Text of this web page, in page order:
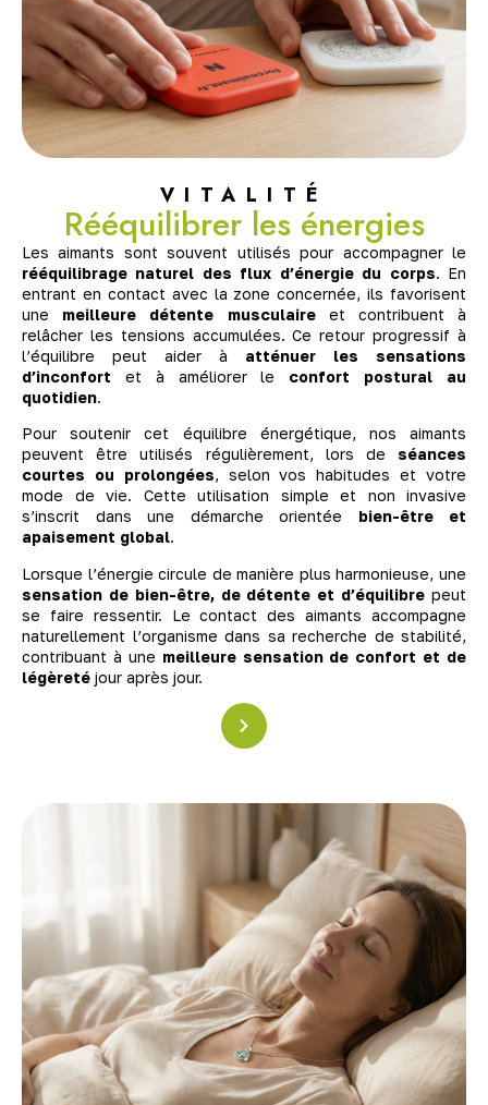
VITALITÉ
Rééquilibrer les énergies
Les aimants sont souvent utilisés pour accompagner le
rééquilibrage naturel des flux d’énergie du corps. En
entrant en contact avec la zone concernée, ils favorisent
une meilleure détente musculaireet contribuent à
relâcher les tensions accumulées. Ce retour progressif à
l’équilibre peut aider à atténuer les sensations
d’inconfort et à améliorer le confort postural au
quotidien.
Pour soutenir cet équilibre énergétique, nos aimants
peuvent être utilisés régulièrement, lors de séances
courtes ou prolongées, selon vos habitudes et votre
mode de vie. Cette utilisation simple et non invasive
s’inscrit dans une démarche orientée bien-être et
apaisement global.
Lorsque l’énergie circule de manière plus harmonieuse, une
sensation de bien-être, de détente et d’équilibre peut
se faire ressentir. Le contact des aimants accompagne
naturellement l’organisme dans sa recherche de stabilité,
contribuant à une meilleure sensation de confort et de
légèreté jour après jour.